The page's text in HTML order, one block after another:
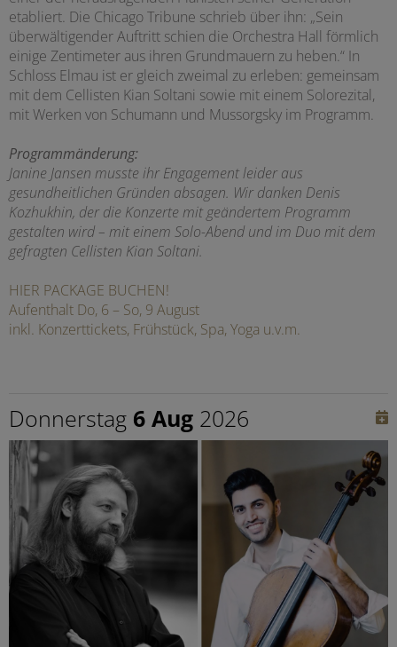
etabliert. Die Chicago Tribune schrieb über ihn: „Sein
überwältigender Auftritt schien die Orchestra Hall förmlich
einige Zentimeter aus ihren Grundmauern zu heben.“ In
Schloss Elmau ist er gleich zweimal zu erleben: gemeinsam
mit dem Cellisten Kian Soltani sowie mit einem Solorezital,
mit Werken von Schumann und Mussorgsky im Programm.
Programmänderung:
Janine Jansen musste ihr Engagement leider aus
gesundheitlichen Gründen absagen. Wir danken Denis
Kozhukhin, der die Konzerte mit geändertem Programm
gestalten wird – mit einem Solo-Abend und im Duo mit dem
gefragten Cellisten Kian Soltani.
HIER PACKAGE BUCHEN!
Aufenthalt Do, 6 – So, 9 August
inkl. Konzerttickets, Frühstück, Spa, Yoga u.v.m.
Donnerstag 6 Aug 2026